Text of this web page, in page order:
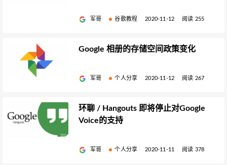
军哥 谷歌教程 2020-11-12 阅读 255
Google 相册的存储空间政策变化
军哥 个人分享 2020-11-12 阅读 267
环聊 / Hangouts 即将停止对Google
Voice的支持
军哥 个人分享 2020-11-11 阅读 378